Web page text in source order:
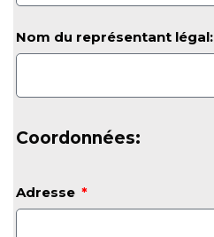
Nom du représentant légal:
Coordonnées:
Adresse